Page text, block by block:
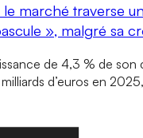
le marché traverse
», malgré sa
de 4,3 % de son
milliards d’euros en